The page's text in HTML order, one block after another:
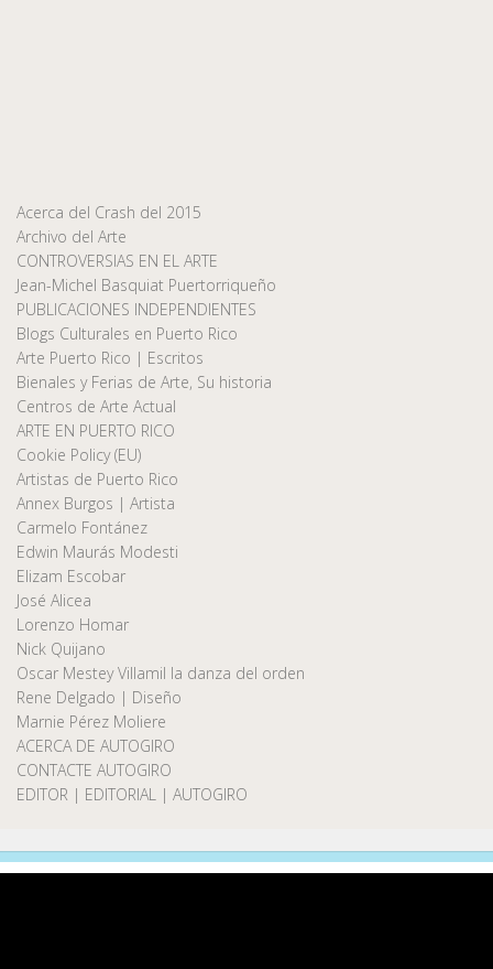
Acerca del Crash del 2015
Archivo del Arte
CONTROVERSIAS EN EL ARTE
Jean-Michel Basquiat Puertorriqueño
PUBLICACIONES INDEPENDIENTES
Blogs Culturales en Puerto Rico
Arte Puerto Rico | Escritos
Bienales y Ferias de Arte, Su historia
Centros de Arte Actual
ARTE EN PUERTO RICO
Cookie Policy (EU)
Artistas de Puerto Rico
Annex Burgos | Artista
Carmelo Fontánez
Edwin Maurás Modesti
Elizam Escobar
José Alicea
Lorenzo Homar
Nick Quijano
Oscar Mestey Villamil la danza del orden
Rene Delgado | Diseño
Marnie Pérez Moliere
ACERCA DE AUTOGIRO
CONTACTE AUTOGIRO
EDITOR | EDITORIAL | AUTOGIRO